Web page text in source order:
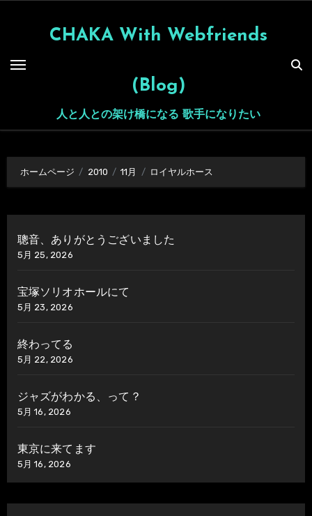
CHAKA With Webfriends
(Blog)
人と人との架け橋になる 歌手になりたい
ホームページ 2010 11月 ロイヤルホース
聰音、ありがとうございました
5月 25, 2026
宝塚ソリオホールにて
5月 23, 2026
終わってる
5月 22, 2026
ジャズがわかる、って？
5月 16, 2026
東京に来てます
5月 16, 2026